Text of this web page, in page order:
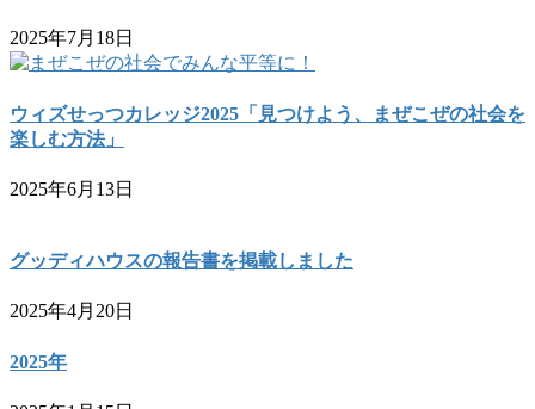
2025年7月18日
ウィズせっつカレッジ2025「見つけよう、まぜこぜの社会を
楽しむ方法」
2025年6月13日
グッディハウスの報告書を掲載しました
2025年4月20日
2025年